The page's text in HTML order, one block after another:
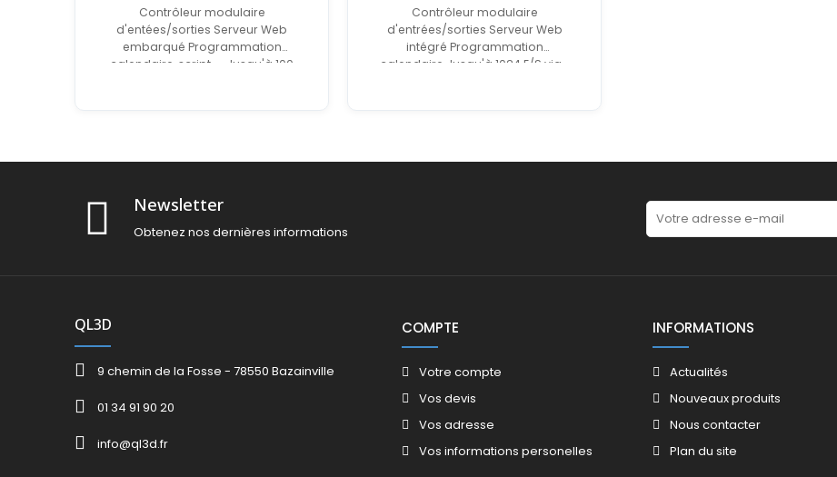
Contrôleur modulaire
d'entées/sorties Serveur Web
embarqué Programmation
calendaire, script, ... Jusqu'à 100
Contrôleur modulaire
d'entrées/sorties Serveur Web
intégré Programmation
calendaire Jusqu'à 1024 E/S via...
Newsletter
Obtenez nos dernières informations
QL3D
9 chemin de la Fosse - 78550 Bazainville
01 34 91 90 20
info@ql3d.fr
COMPTE
Votre compte
Vos devis
Vos adresse
Vos informations personelles
INFORMATIONS
Actualités
Nouveaux produits
Nous contacter
Plan du site